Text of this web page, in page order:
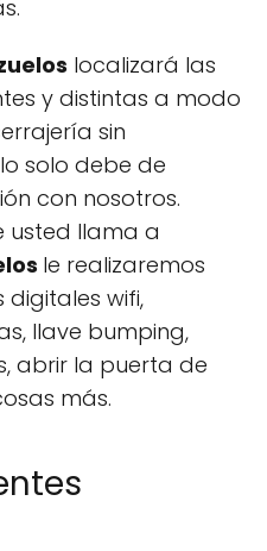
localizará las
y distintas a modo
sin
solo debe de
con nosotros.
usted llama a
le realizaremos
digitales wifi,
llave bumping,
abrir la puerta de
más.